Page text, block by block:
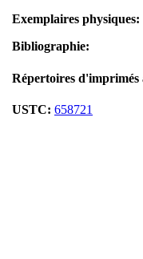
Exemplaires physiques:
Bibliographie:
Répertoires d'imprimés
USTC: 658721